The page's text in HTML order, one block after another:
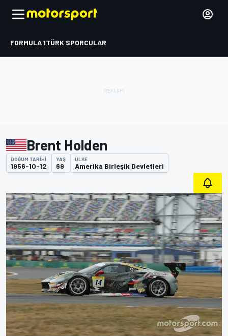
FORMULA 1TÜRK SPORCULAR
Brent Holden
DOĞUM TARIHI
1956-10-12
YAŞ
69
ÜLKE
Amerika Birleşik Devletleri